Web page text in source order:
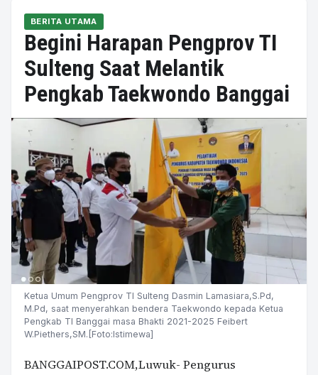
BERITA UTAMA
Begini Harapan Pengprov TI
Sulteng Saat Melantik
Pengkab Taekwondo Banggai
Ketua Umum Pengprov TI Sulteng Dasmin Lamasiara,S.Pd,
M.Pd, saat menyerahkan bendera Taekwondo kepada Ketua
Pengkab TI Banggai masa Bhakti 2021-2025 Feibert
W.Piethers,SM.[Foto:Istimewa]
BANGGAIPOST.COM,Luwuk- Pengurus